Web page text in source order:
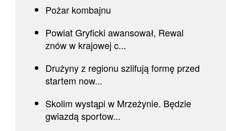
Pożar kombajnu
Powiat Gryficki awansował, Rewal
znów w krajowej c...
Drużyny z regionu szlifują formę przed
startem now...
Skolim wystąpi w Mrzeżynie. Będzie
gwiazdą sportow...